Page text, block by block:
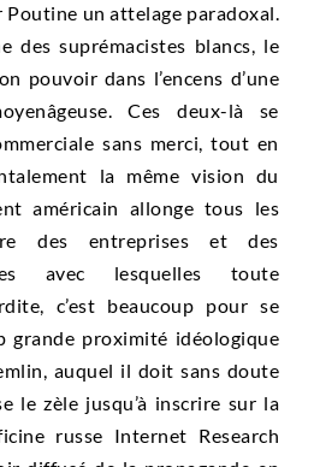
Poutine un attelage paradoxal.
des suprémacistes blancs, le
pouvoir dans l’encens d’une
Ces deux-là se
sans merci, tout en
la même vision du
américain allonge tous les
des entreprises et des
avec lesquelles toute
c’est beaucoup pour se
grande proximité idéologique
auquel il doit sans doute
le zèle jusqu’à inscrire sur la
russe Internet Research